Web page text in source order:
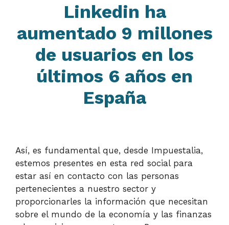
Linkedin ha
aumentado 9 millones
de usuarios en los
últimos 6 años en
España
Así, es fundamental que, desde Impuestalia,
estemos presentes en esta red social para
estar así en contacto con las personas
pertenecientes a nuestro sector y
proporcionarles la información que necesitan
sobre el mundo de la economía y las finanzas